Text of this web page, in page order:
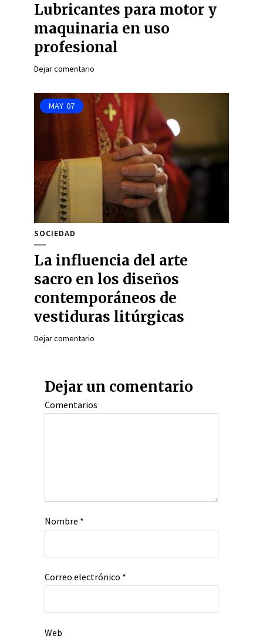
Lubricantes para motor y
maquinaria en uso
profesional
Dejar comentario
MAY 07
SOCIEDAD
La influencia del arte
sacro en los diseños
contemporáneos de
vestiduras litúrgicas
Dejar comentario
Dejar un comentario
Comentarios
Nombre *
Correo electrónico *
Web